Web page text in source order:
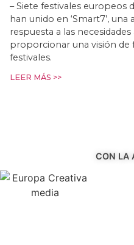
– Siete festivales europeos
han unido en ‘Smart7’,
respuesta a las
proporcionar una visión de
festivales.
LEER MÁS >>
CON LA